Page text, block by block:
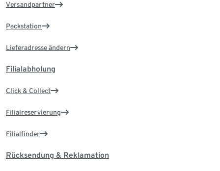
Versandpartner
Packstation
Lieferadresse ändern
Filialabholung
Click & Collect
Filialreservierung
Filialfinder
Rücksendung & Reklamation